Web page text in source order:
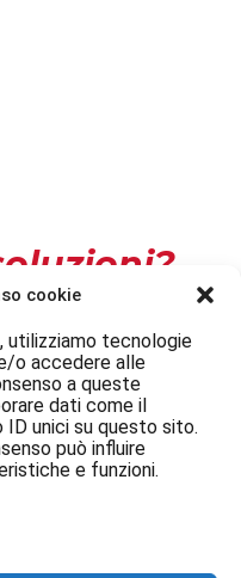
cookie
utilizziamo tecnologie
o accedere alle
a queste
dati come il
unici su questo sito.
può influire
e funzioni.